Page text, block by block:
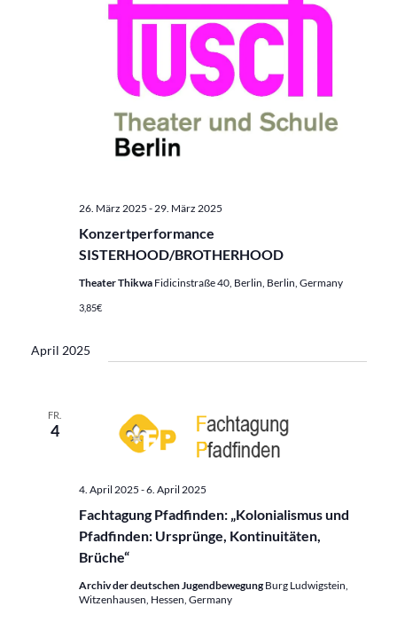
Konzertperformance
SISTERHOOD/BROTHERHOOD
26. März 2025 - 29. März 2025
Theater Thikwa Fidicinstraße 40, Berlin, Berlin, Germany
3,85€
April 2025
FR.
4
Fachtagung Pfadfinden: „Kolonialismus und
Pfadfinden: Ursprünge, Kontinuitäten,
Brüche“
4. April 2025 -6. April 2025
Archiv der deutschen Jugendbewegung Burg Ludwigstein,
Witzenhausen, Hessen, Germany